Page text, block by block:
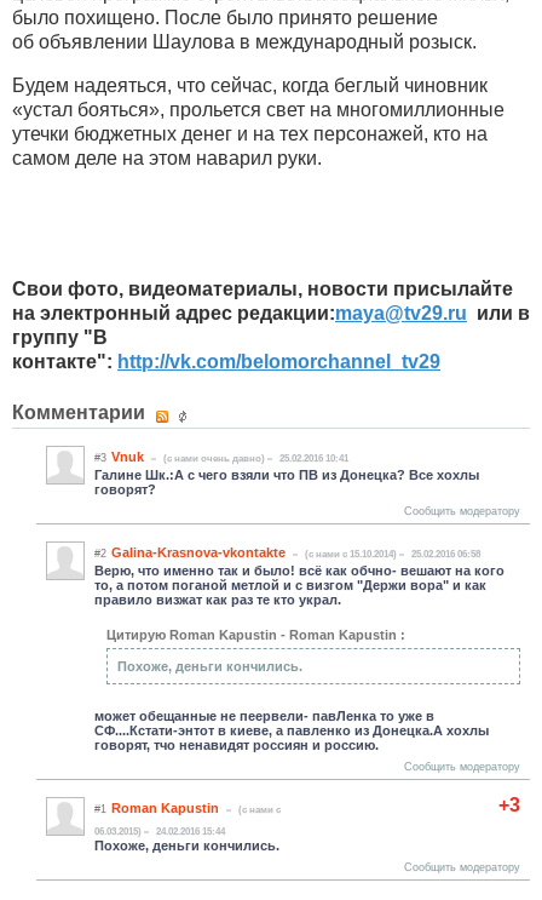
было похищено. После было принято решение
об объявлении Шаулова в международный розыск.
Будем надеяться, что сейчас, когда беглый чиновник
«устал бояться», прольется свет на многомиллионные
утечки бюджетных денег и на тех персонажей, кто на
самом деле на этом наварил руки.
Свои фото, видеоматериалы, новости присылайте
на электронный адрес редакции:maya​@​tv29.ru или в
группу "В
контакте": http://vk.com/belomorchannel_tv29
Комментарии
#3 Vnuk (c нами очень давно) 25.02.2016 10:41
Галине Шк.:А с чего взяли что ПВ из Донецка? Все хохлы
говорят?
Сообщить модератору
#2 Galina-Krasnova-vkontakte (c нами с 15.10.2014) 25.02.2016 06:58
Верю, что именно так и было! всё как обчно- вешают на кого
то, а потом поганой метлой и с визгом "Держи вора" и как
правило визжат как раз те кто украл.
Цитирую Roman Kapustin - Roman Kapustin :
Похоже, деньги кончились.
может обещанные не пеервели- павЛенка то уже в
СФ....Кстати-энтот в киеве, а павленко из Донецка.А хохлы
говорят, тчо ненавидят россиян и россию.
Сообщить модератору
+3
#1 Roman Kapustin
(c нами с
06.03.2015)
24.02.2016 15:44
Похоже, деньги кончились.
Сообщить модератору